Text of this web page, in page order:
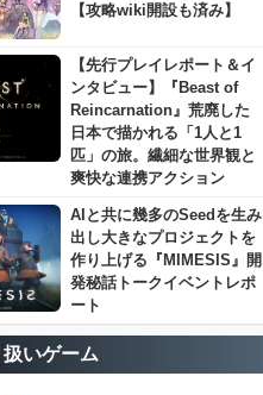
【攻略wiki開設も済み】
【先行プレイレポート＆イ
ンタビュー】『Beast of
Reincarnation』荒廃した
日本で描かれる「1人と1
匹」の旅。繊細な世界観と
爽快な連携アクション
AIと共に幾多のSeedを生み
出し大きなプロジェクトを
作り上げる『MIMESIS』開
発秘話トークイベントレポ
ート
いゲーム